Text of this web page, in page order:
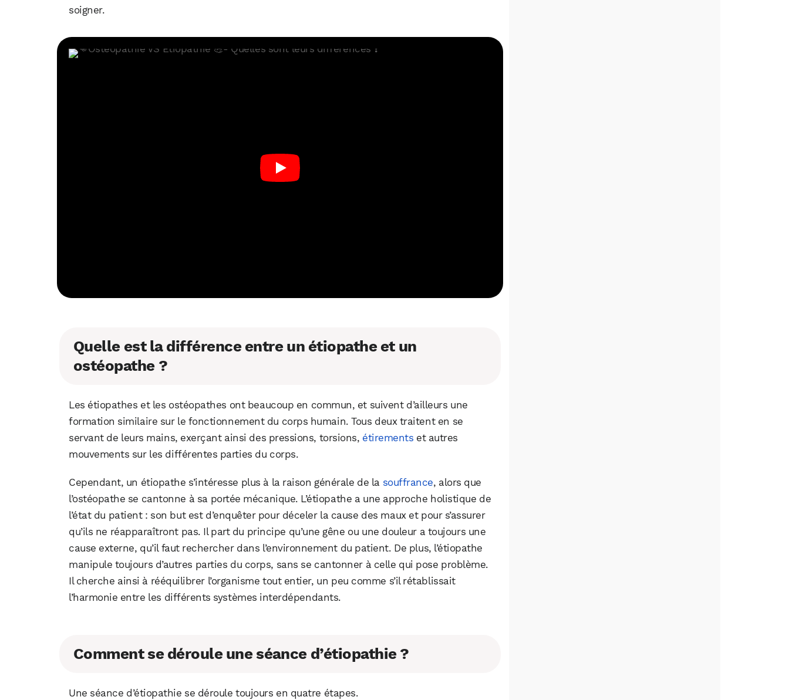
soigner.
Quelle est la différence entre un étiopathe et un
ostéopathe ?
Les étiopathes et les ostéopathes ont beaucoup en commun, et suivent d’ailleurs une
formation similaire sur le fonctionnement du corps humain. Tous deux traitent en se
servant de leurs mains, exerçant ainsi des pressions, torsions, étirements et autres
mouvements sur les différentes parties du corps.
Cependant, un étiopathe s’intéresse plus à la raison générale de la souffrance, alors que
l’ostéopathe se cantonne à sa portée mécanique. L’étiopathe a une approche holistique de
l’état du patient : son but est d’enquêter pour déceler la cause des maux et pour s’assurer
qu’ils ne réapparaîtront pas. Il part du principe qu’une gêne ou une douleur a toujours une
cause externe, qu’il faut rechercher dans l’environnement du patient. De plus, l’étiopathe
manipule toujours d’autres parties du corps, sans se cantonner à celle qui pose problème.
Il cherche ainsi à rééquilibrer l’organisme tout entier, un peu comme s’il rétablissait
l’harmonie entre les différents systèmes interdépendants.
Comment se déroule une séance d’étiopathie ?
Une séance d’étiopathie se déroule toujours en quatre étapes.